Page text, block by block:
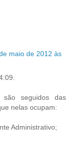
maio de 2012 às
são seguidos das
nelas ocupam:
Administrativo;